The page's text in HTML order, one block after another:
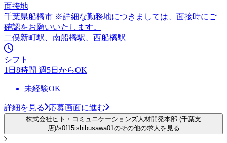
面接地
千葉県船橋市 ※詳細な勤務地につきましては、面接時にご
確認をお願いいたします。
二俣新町駅、南船橋駅、西船橋駅
シフト
1日8時間 週5日からOK
未経験OK
詳細を見る 応募画面に進む
株式会社ヒト・コミュニケーションズ人材開発本部 (千葉支
店)/s0f15ishibusawa01のその他の求人を見る